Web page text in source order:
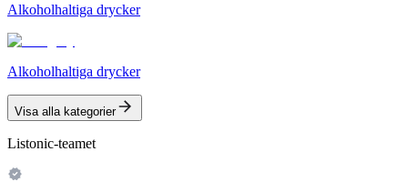
Alkoholhaltiga drycker
Alkoholhaltiga drycker
Visa alla kategorier
Listonic-teamet